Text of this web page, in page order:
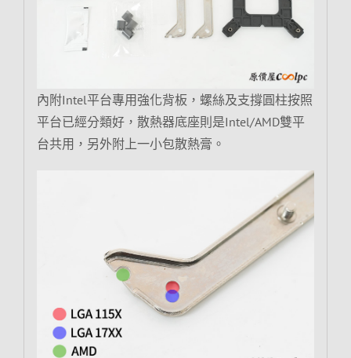
內附Intel平台專用強化背板，螺絲及支撐圓柱按照
平台已經分類好，散熱器底座則是Intel/AMD雙平
台共用，另外附上一小包散熱膏。